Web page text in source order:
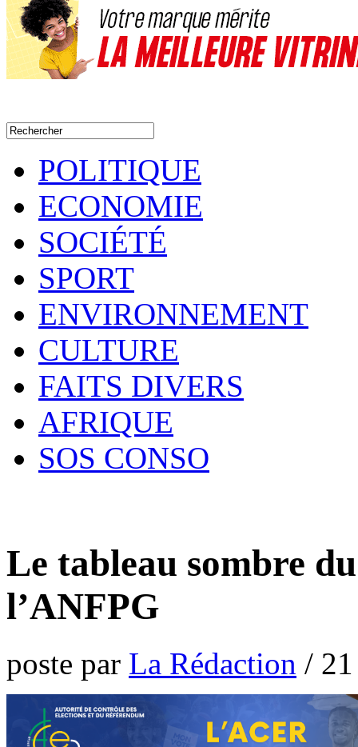
POLITIQUE
ECONOMIE
SOCIÉTÉ
SPORT
ENVIRONNEMENT
CULTURE
FAITS DIVERS
AFRIQUE
SOS CONSO
Le tableau sombre
l’ANFPG
poste par La Rédaction /